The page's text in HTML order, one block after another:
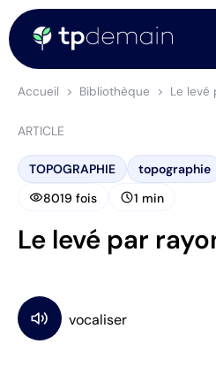
Accueil Bibliothèque Le levé
ARTICLE
TOPOGRAPHIE topographie
visibility8019 fois schedule1 min
Le levé par